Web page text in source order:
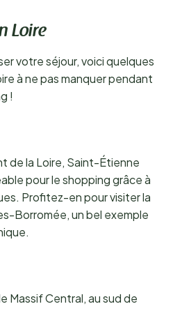
Loire
votre séjour, voici quelques
à ne pas manquer pendant
!
de la Loire, Saint-Étienne
pour le shopping grâce à
Profitez-en pour visiter la
Borromée, un bel exemple
Massif Central, au sud de